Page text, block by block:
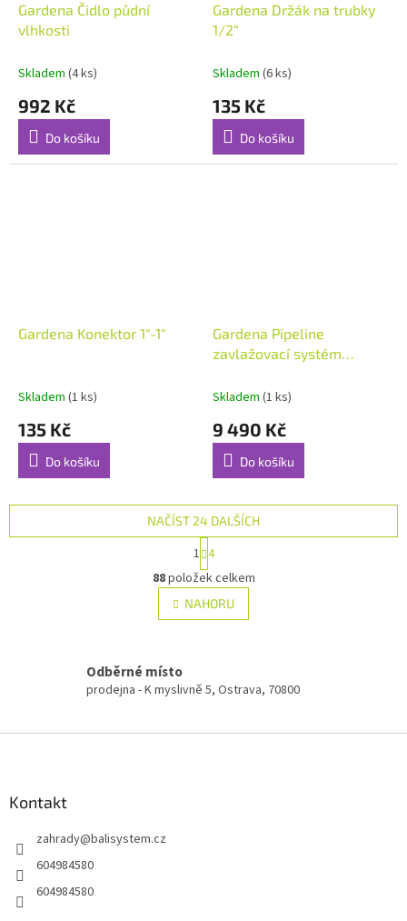
Gardena Čidlo půdní
vlhkosti
Skladem (4 ks)
992 Kč
Do košíku
Gardena Držák na trubky
1/2“
Skladem (6 ks)
135 Kč
Do košíku
Gardena Konektor 1"-1"
Skladem (1 ks)
135 Kč
Do košíku
Gardena Pipeline
zavlažovací systém
napájení, podzemní, pro
Skladem (1 ks)
9 490 Kč
Do košíku
O
v
l
á
í
NAČÍST 24 DALŠÍCH
t
r
á
n
k
n
í
1 4
88položek celkem
NAHORU
Odběrné místo
prodejna - K myslivně 5, Ostrava, 70800
Kontakt
zahrady@balisystem.cz
604984580
604984580